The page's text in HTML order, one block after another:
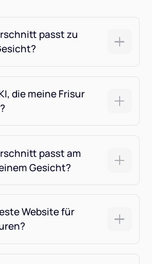
passt zu
die meine Frisur
passt am
Gesicht?
Website für